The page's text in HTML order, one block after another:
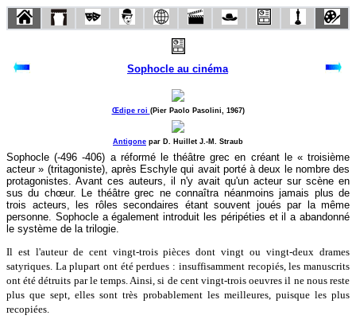
Sophocle au cinéma
Œdipe roi (Pier Paolo Pasolini, 1967)
Antigone par D. Huillet J.-M. Straub
Sophocle (-496 -406) a réformé le théâtre grec en créant le « troisième
acteur » (tritagoniste), après Eschyle qui avait porté à deux le nombre des
protagonistes. Avant ces auteurs, il n'y avait qu'un acteur sur scène en
sus du chœur. Le théâtre grec ne connaîtra néanmoins jamais plus de
trois acteurs, les rôles secondaires étant souvent joués par la même
personne. Sophocle a également introduit les péripéties et il a abandonné
le système de la trilogie.
Il est l'auteur de cent vingt-trois pièces dont vingt ou vingt-deux drames
satyriques. La plupart ont été perdues : insuffisamment recopiés, les manuscrits
ont été détruits par le temps. Ainsi, si de cent vingt-trois oeuvres il ne nous reste
plus que sept, elles sont très probablement les meilleures, puisque les plus
recopiées.